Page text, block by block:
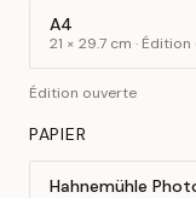
A4
21 × 29.7 cm ·
Édition ouverte
PAPIER
Hahnemühle